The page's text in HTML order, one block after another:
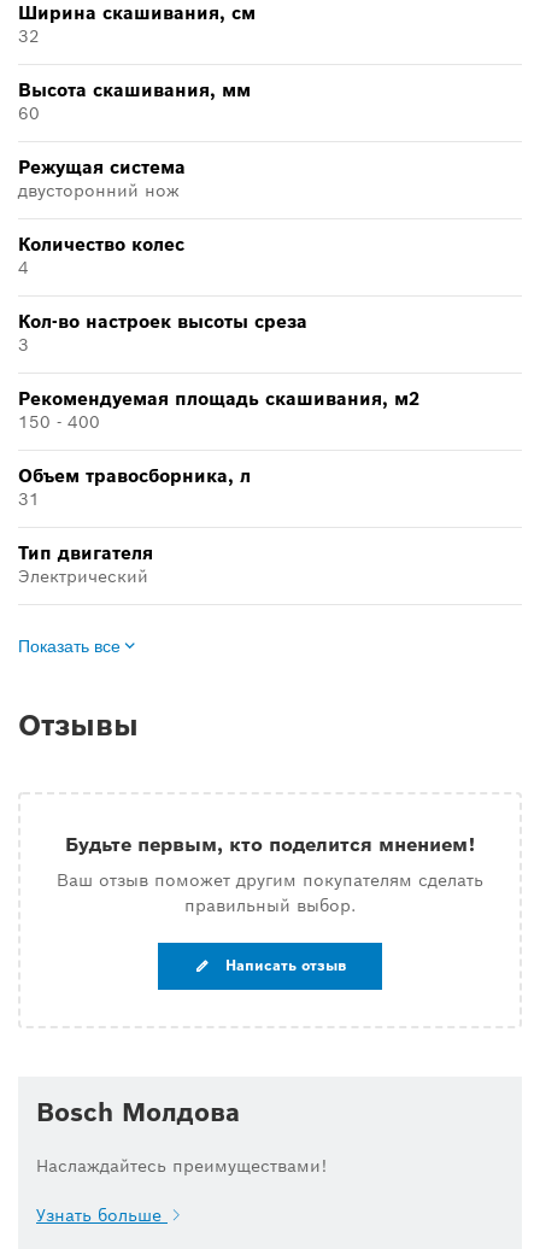
Ширина скашивания, см
32
Высота скашивания, мм
60
Режущая система
двусторонний нож
Количество колес
4
Кол-во настроек высоты среза
3
Рекомендуемая площадь скашивания, м2
150 - 400
Объем травосборника, л
31
Тип двигателя
Электрический
Показать все
Отзывы
Будьте первым, кто поделится мнением!
Ваш отзыв поможет другим покупателям сделать
правильный выбор.
Написать отзыв
Bosch Молдова
Наслаждайтесь преимуществами!
Узнать больше